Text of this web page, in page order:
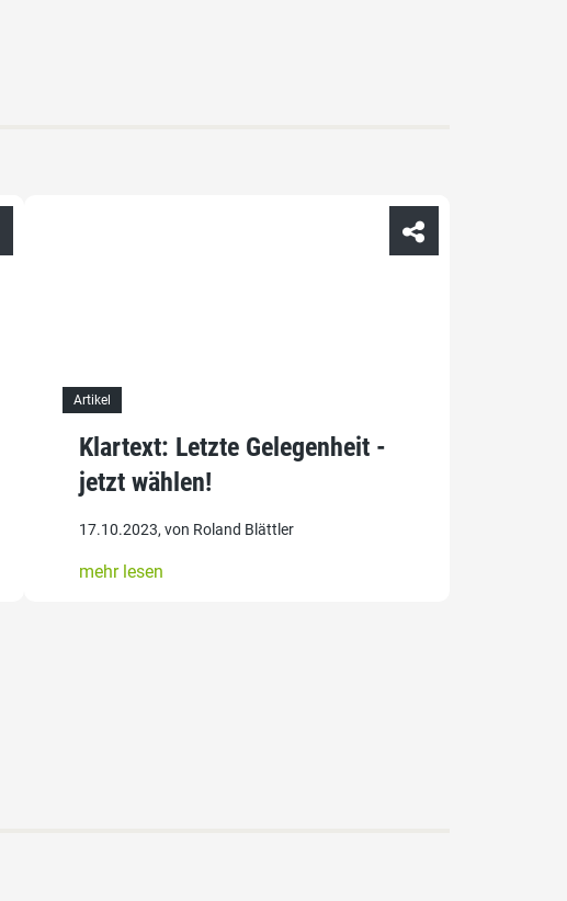
Artikel
Klartext: Letzte Gelegenheit -
jetzt wählen!
17.10.2023, von Roland Blättler
mehr lesen